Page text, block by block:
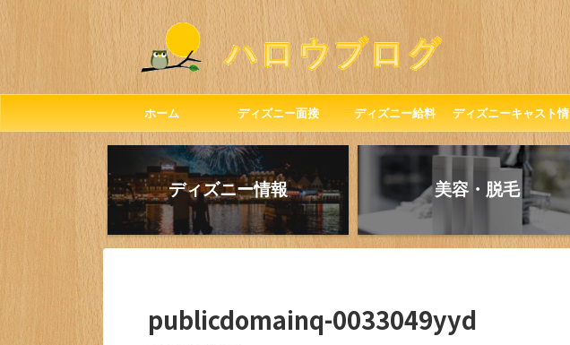
ホーム ディズニー面接 ディズニー給料 ディズニーキャスト情
報
ディズニー情報 美容・脱毛
publicdomainq-0033049yyd